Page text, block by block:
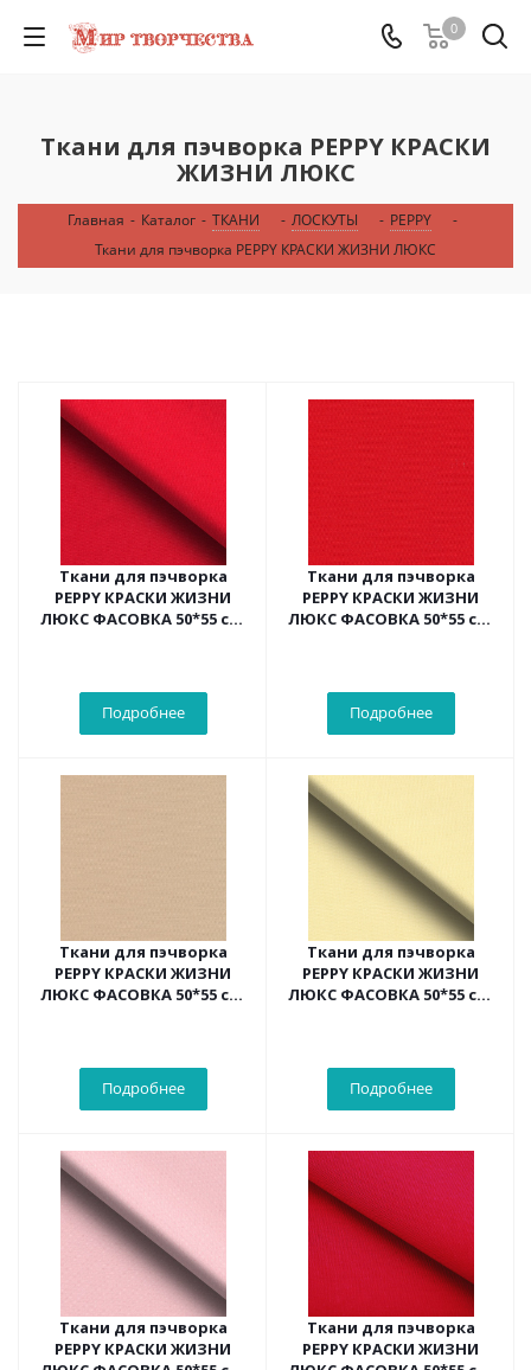
0
Ткани для пэчворка PEPPY КРАСКИ
ЖИЗНИ ЛЮКС
Главная - Каталог - ТКАНИ - ЛОСКУТЫ - PEPPY
-
Ткани для пэчворка PEPPY КРАСКИ ЖИЗНИ ЛЮКС
Ткани для пэчворка
PEPPY КРАСКИ ЖИЗНИ
ЛЮКС ФАСОВКА 50*55 см,
Подробнее
Ткани для пэчворка
PEPPY КРАСКИ ЖИЗНИ
ЛЮКС ФАСОВКА 50*55 см,
Подробнее
Ткани для пэчворка
PEPPY КРАСКИ ЖИЗНИ
ЛЮКС ФАСОВКА 50*55 см,
Подробнее
Ткани для пэчворка
PEPPY КРАСКИ ЖИЗНИ
ЛЮКС ФАСОВКА 50*55 см,
Подробнее
Ткани для пэчворка
PEPPY КРАСКИ ЖИЗНИ
Ткани для пэчворка
PEPPY КРАСКИ ЖИЗНИ